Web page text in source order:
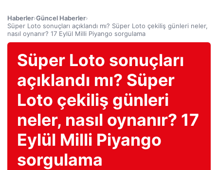
Haberler›Güncel Haberler›
Süper Loto sonuçları açıklandı mı? Süper Loto çekiliş günleri neler,
nasıl oynanır? 17 Eylül Milli Piyango sorgulama
Süper Loto sonuçları
açıklandı mı? Süper
Loto çekiliş günleri
neler, nasıl oynanır? 17
Eylül Milli Piyango
sorgulama